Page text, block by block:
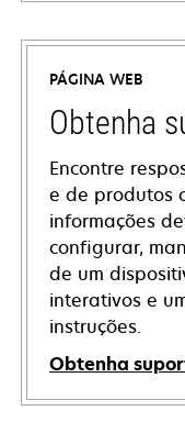
PÁGINA WEB
Obtenha
Encontre
e de produtos
informações
configurar,
de um
interativos e
instruções.
Obtenha
opens